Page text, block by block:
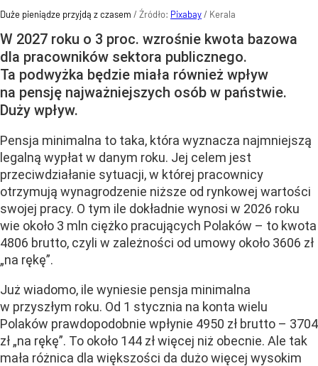
Duże pieniądze przyjdą z czasem / Źródło: Pixabay/ Kerala
W 2027 roku o 3 proc. wzrośnie kwota bazowa
dla pracowników sektora publicznego.
Ta podwyżka będzie miała również wpływ
na pensję najważniejszych osób w państwie.
Duży wpływ.
Pensja minimalna to taka, która wyznacza najmniejszą
legalną wypłat w danym roku. Jej celem jest
przeciwdziałanie sytuacji, w której pracownicy
otrzymują wynagrodzenie niższe od rynkowej wartości
swojej pracy. O tym ile dokładnie wynosi w 2026 roku
wie około 3 mln ciężko pracujących Polaków – to kwota
4806 brutto, czyli w zależności od umowy około 3606 zł
„na rękę”.
Już wiadomo, ile wyniesie pensja minimalna
w przyszłym roku. Od 1 stycznia na konta wielu
Polaków prawdopodobnie wpłynie 4950 zł brutto – 3704
zł „na rękę”. To około 144 zł więcej niż obecnie. Ale tak
mała różnica dla większości da dużo więcej wysokim